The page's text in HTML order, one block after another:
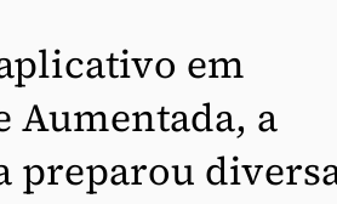
em
Aumentada, a
preparou